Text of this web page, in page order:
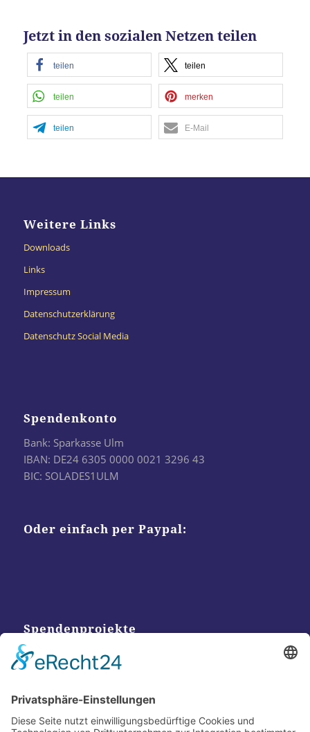
Jetzt in den sozialen Netzen teilen
teilen teilen
teilen merken
teilen E-Mail
Weitere Links
Downloads
Links
Impressum
Datenschutzerklärung
Datenschutz Social Media
Spendenkonto
Bank: Sparkasse Ulm
IBAN: DE24 6305 0000 0021 3296 43
BIC: SOLADES1ULM
Oder einfach per Paypal:
Spendenprojekte